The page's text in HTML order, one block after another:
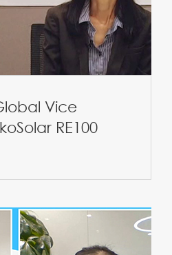
Vice
RE100